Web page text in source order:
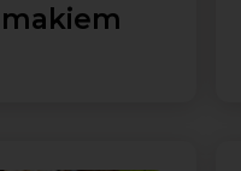
makiem